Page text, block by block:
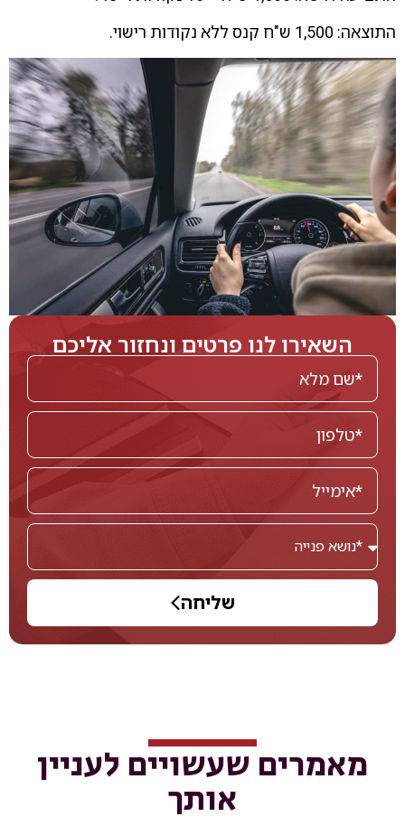
התוצאה: 1,500 ש"ח קנס ללא נקודות רישוי.
השאירו לנו פרטים ונחזור אליכם
שליחה
מאמרים שעשויים לעניין
אותך